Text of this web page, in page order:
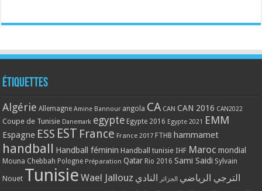
Étiquettes
Algérie Allemagne Amine Bannour angola CA CAN CAN 2016 CAN2022
Coupe de Tunisie Danemark egypte Egypte 2016 Egypte 2021 EMM
Espagne ESS EST France France 2017 FTHB hammamet
handball Handball féminin Handball tunisie IHF Maroc mondial
Mouna Chebbah Pologne Préparation Qatar Rio 2016 Sami Saidi Sylvain
Nouet Tunisie Wael Jallouz الترجي الرياضي الجزائر النادي